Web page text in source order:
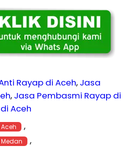
Rayap di Aceh, Jasa
, Jasa Pembasmi Rayap di
Aceh
,
,